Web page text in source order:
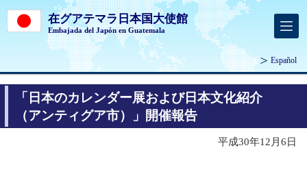
在グアテマラ日本国大使館
Embajada del Japón en Guatemala
Español
「日本のカレンダー展および日本文化紹介
（アンティグア市）」開催報告
平成30年12月6日